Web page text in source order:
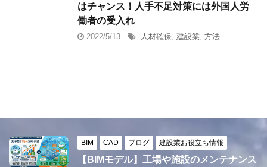
はチャンス！人手不足対策には外国人労
働者の受入れ
2022/5/13 人材確保 建設業 方法
BIM CAD ブログ 建設業お役立ち情報
【BIMモデル】工場や施設のメンテナンス